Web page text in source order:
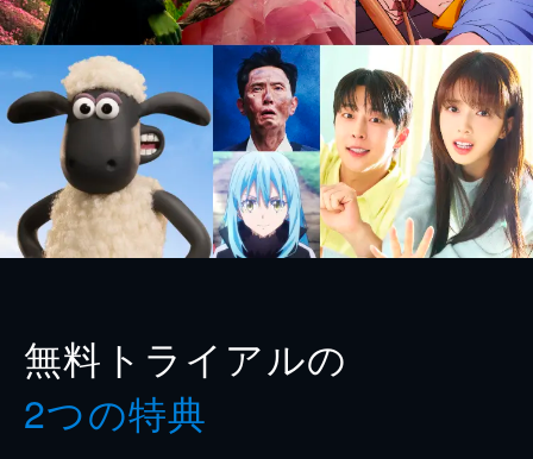
無料トライアルの
2つの特典